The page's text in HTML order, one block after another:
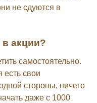
не сдуются в
в акции?
самостоятельно.
есть свои
стороны, ничего
даже с 1000